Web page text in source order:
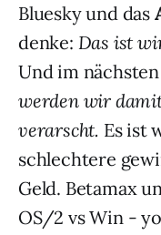
Bluesky und das
denke: Das ist
Und im
werden wir
verarscht. Es ist
schlechtere
Geld. Betamax
OS/2 vs Win -